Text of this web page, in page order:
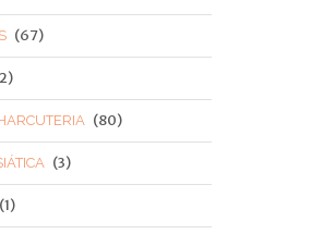
(67)
(80)
(3)
(1)